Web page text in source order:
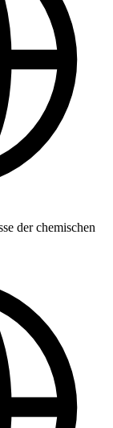
der chemischen